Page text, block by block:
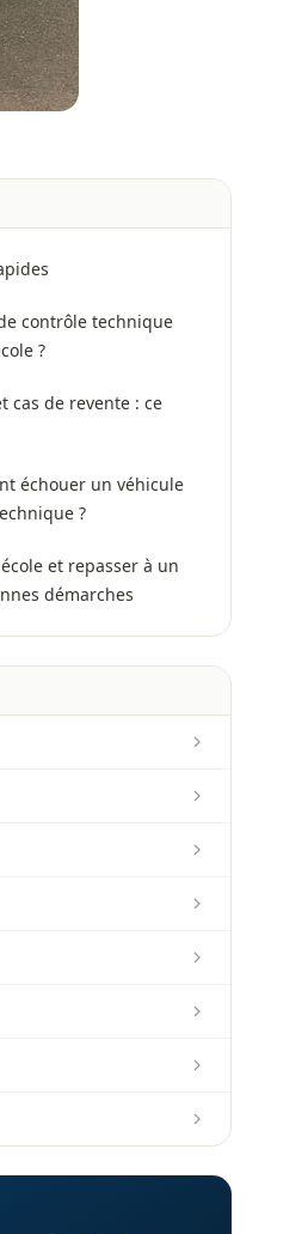
contrôle technique
?
cas de revente : ce
échouer un véhicule
?
et repasser à un
démarches